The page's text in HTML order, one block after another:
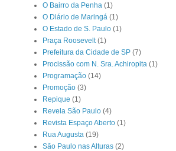
O Bairro da Penha (1)
O Diário de Maringá (1)
O Estado de S. Paulo (1)
Praça Roosevelt (1)
Prefeitura da Cidade de SP (7)
Procissão com N. Sra. Achiropita (1)
Programação (14)
Promoção (3)
Repique (1)
Revela São Paulo (4)
Revista Espaço Aberto (1)
Rua Augusta (19)
São Paulo nas Alturas (2)